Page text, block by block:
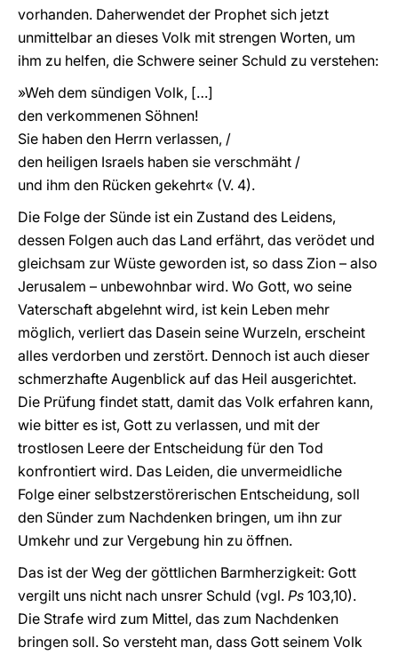
vorhanden. Daherwendet der Prophet sich jetzt
unmittelbar an dieses Volk mit strengen Worten, um
ihm zu helfen, die Schwere seiner Schuld zu verstehen:
»Weh dem sündigen Volk, […]
den verkommenen Söhnen!
Sie haben den Herrn verlassen, /
den heiligen Israels haben sie verschmäht /
und ihm den Rücken gekehrt« (V. 4).
Die Folge der Sünde ist ein Zustand des Leidens,
dessen Folgen auch das Land erfährt, das verödet und
gleichsam zur Wüste geworden ist, so dass Zion – also
Jerusalem – unbewohnbar wird. Wo Gott, wo seine
Vaterschaft abgelehnt wird, ist kein Leben mehr
möglich, verliert das Dasein seine Wurzeln, erscheint
alles verdorben und zerstört. Dennoch ist auch dieser
schmerzhafte Augenblick auf das Heil ausgerichtet.
Die Prüfung findet statt, damit das Volk erfahren kann,
wie bitter es ist, Gott zu verlassen, und mit der
trostlosen Leere der Entscheidung für den Tod
konfrontiert wird. Das Leiden, die unvermeidliche
Folge einer selbstzerstörerischen Entscheidung, soll
den Sünder zum Nachdenken bringen, um ihn zur
Umkehr und zur Vergebung hin zu öffnen.
Das ist der Weg der göttlichen Barmherzigkeit: Gott
vergilt uns nicht nach unsrer Schuld (vgl. Ps 103,10).
Die Strafe wird zum Mittel, das zum Nachdenken
bringen soll. So versteht man, dass Gott seinem Volk